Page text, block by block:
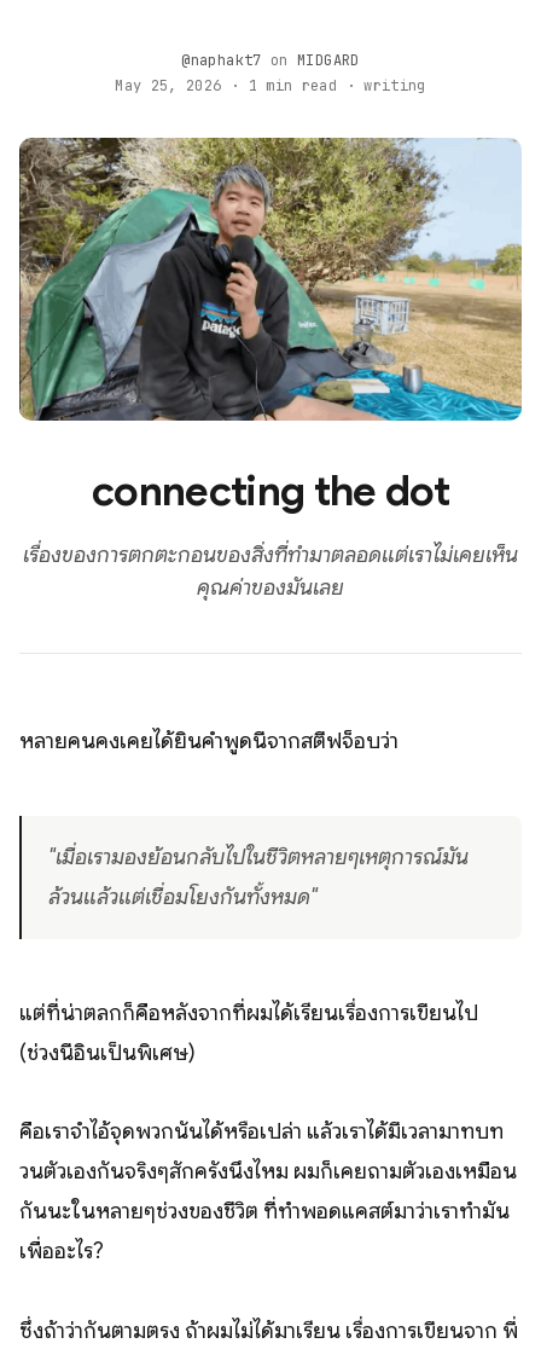
@naphakt7 on MIDGARD
May 25, 2026 · 1 min read · writing
connecting the dot
เรื่องของการตกตะกอนของสิ่งที่ทำมาตลอดแต่เราไม่เคยเห็น
คุณค่าของมันเลย
หลายคนคงเคยได้ยินคำพูดนี้จากสตีฟจ็อบว่า
"เมื่อเรามองย้อนกลับไปในชีวิตหลายๆเหตุการณ์มัน
ล้วนแล้วแต่เชื่อมโยงกันทั้งหมด"
แต่ที่น่าตลกก็คือหลังจากที่ผมได้เรียนเรื่องการเขียนไป
(ช่วงนี้อินเป็นพิเศษ)
คือเราจำไอ้จุดพวกนั้นได้หรือเปล่า แล้วเราได้มีเวลามาทบท
วนตัวเองกันจริงๆสักครั้งนึงไหม ผมก็เคยถามตัวเองเหมือน
กันนะในหลายๆช่วงของชีวิต ที่ทำพอดแคสต์มาว่าเราทำมัน
เพื่ออะไร?
ซึ่งถ้าว่ากันตามตรง ถ้าผมไม่ได้มาเรียน เรื่องการเขียนจาก พี่